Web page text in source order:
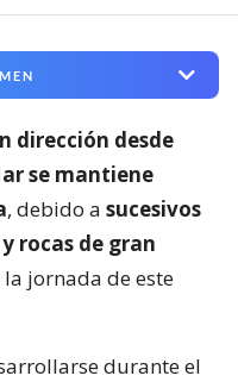
dirección desde
se mantiene
, debido a sucesivos
rocas de gran
jornada de este
durante el